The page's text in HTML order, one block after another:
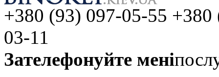
+380 (93) 097-05-55
03-11
Зателефонуйте мені